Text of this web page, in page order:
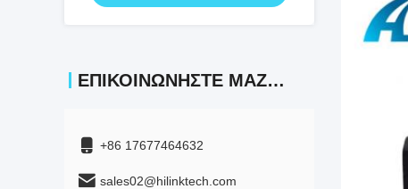
ΕΠΙΚΟΙΝΩΝΉΣΤΕ ΜΑΖΊ ΜΑΣ
+86 17677464632
sales02@hilinktech.com